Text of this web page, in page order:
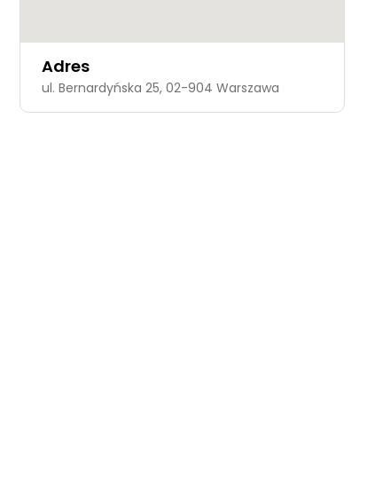
Adres
ul. Bernardyńska 25, 02-904 Warszawa